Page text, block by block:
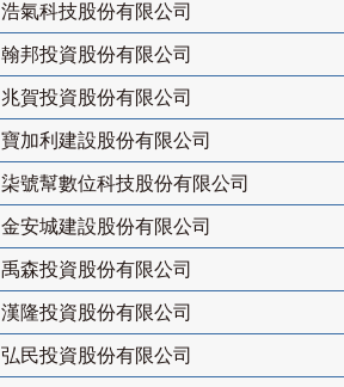
浩氣科技股份有限公司
翰邦投資股份有限公司
兆賀投資股份有限公司
寶加利建設股份有限公司
柒號幫數位科技股份有限公司
金安城建設股份有限公司
禹森投資股份有限公司
漢隆投資股份有限公司
弘民投資股份有限公司